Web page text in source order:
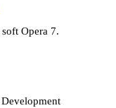
Opera 7.